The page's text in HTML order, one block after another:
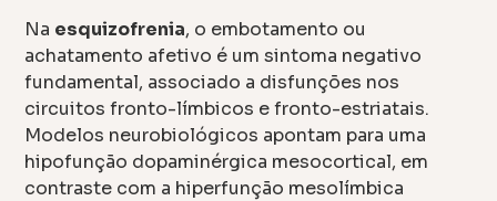
Na esquizofrenia, o embotamento ou
achatamento afetivo é um sintoma negativo
fundamental, associado a disfunções nos
circuitos fronto-límbicos e fronto-estriatais.
Modelos neurobiológicos apontam para uma
hipofunção dopaminérgica mesocortical, em
contraste com a hiperfunção mesolímbica